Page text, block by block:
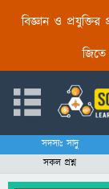
বিজ্ঞান ও
জিতে
সদস্যঃ সাদু
সকল প্রশ্ন